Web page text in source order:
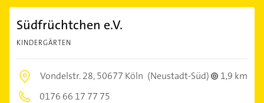
Südfrüchtchen e.V.
KINDERGÄRTEN
Vondelstr. 28,50677 Köln (Neustadt-Süd)
1,9 km
0176 66 17 77 75